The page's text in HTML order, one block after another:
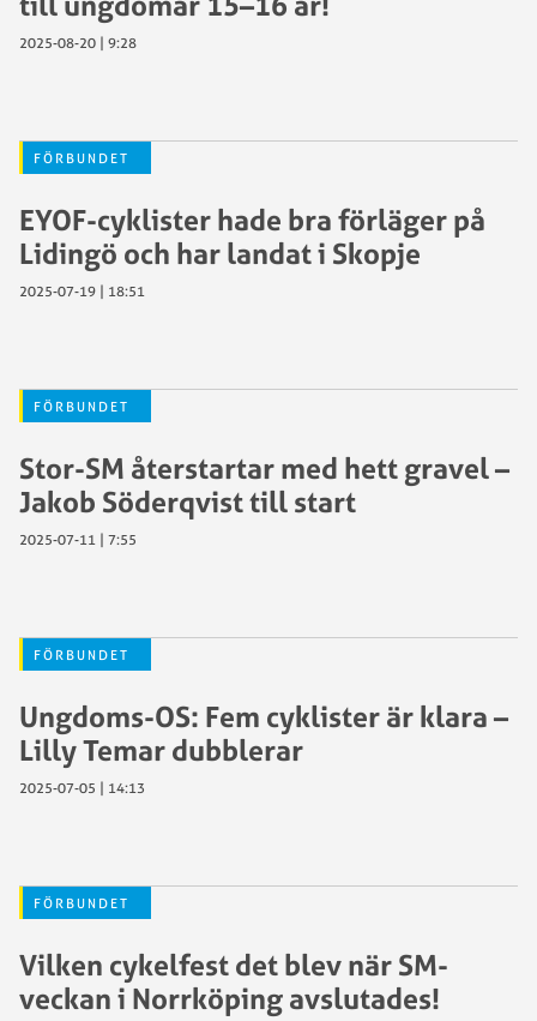
2025-08-20 | 9:28
FÖRBUNDET
EYOF-cyklister hade bra förläger på
Lidingö och har landat i Skopje
2025-07-19 | 18:51
FÖRBUNDET
Stor-SM återstartar med hett gravel –
Jakob Söderqvist till start
2025-07-11 | 7:55
FÖRBUNDET
Ungdoms-OS: Fem cyklister är klara –
Lilly Temar dubblerar
2025-07-05 | 14:13
FÖRBUNDET
Vilken cykelfest det blev när SM-
veckan i Norrköping avslutades!